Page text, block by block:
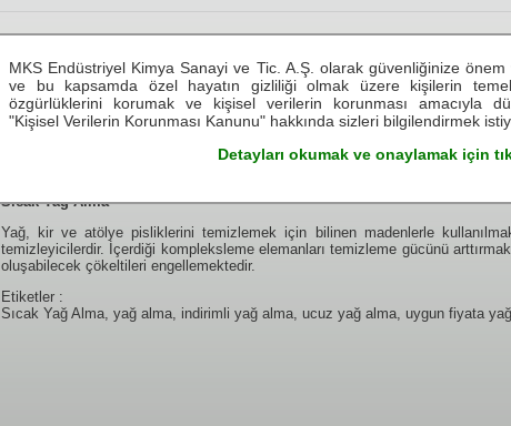
see.live.believe see.live.believe see.live.believe see.live.believe
Sıcak Yağ Alma
Yağ, kir ve atölye pisliklerini temizlemek için bilinen madenlerle
temizleyicilerdir. İçerdiği kompleksleme elemanları temizleme gücünü
oluşabilecek çökeltileri engellemektedir.
Etiketler :
Sıcak Yağ Alma, yağ alma, indirimli yağ alma, ucuz yağ alma, uygun fiyata
MKS Endüstriyel Kimya Sanayi ve Tic. A.Ş. olarak güvenliğinize önem
ve bu kapsamda özel hayatın gizliliği olmak üzere kişilerin
özgürlüklerini korumak ve kişisel verilerin korunması amacıyla
"Kişisel Verilerin Korunması Kanunu" hakkında sizleri bilgilendirmek
Detayları okumak ve onaylamak için